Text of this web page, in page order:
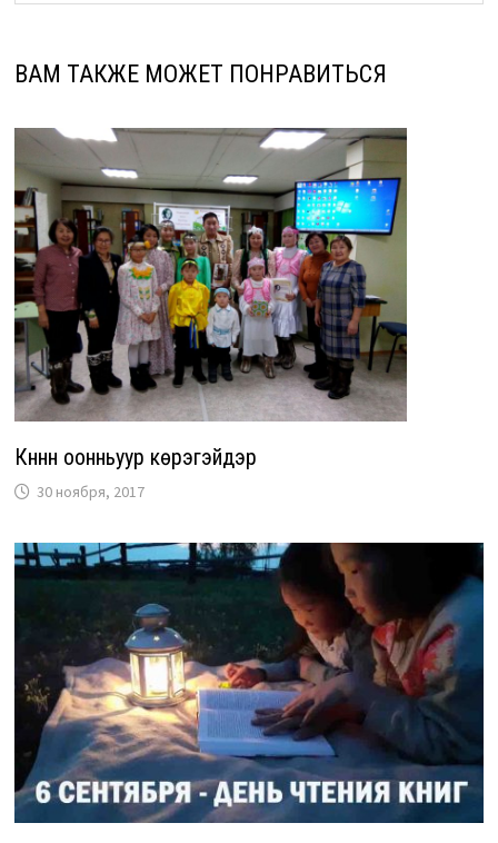
ВАМ ТАКЖЕ МОЖЕТ ПОНРАВИТЬСЯ
Күннүүн оонньуур күөрэгэйдэр
30 ноября, 2017